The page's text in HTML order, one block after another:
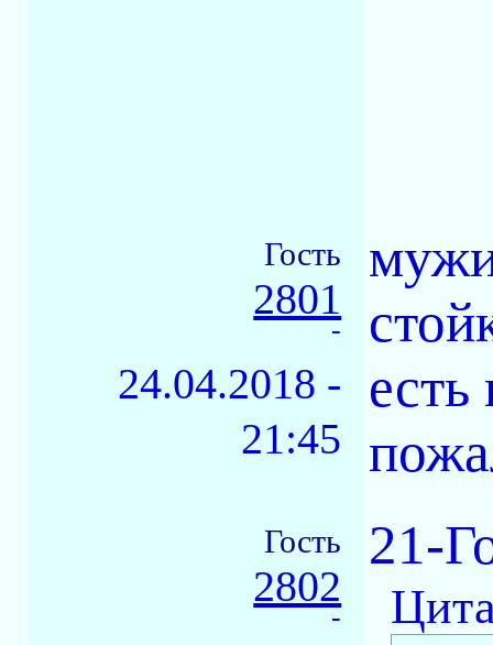
Гость
2801
-
24.04.2018 -
21:45
Гость
2802
-
21-